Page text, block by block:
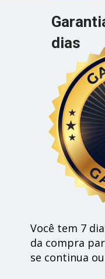
dias
Você tem 7
da compra
se continua